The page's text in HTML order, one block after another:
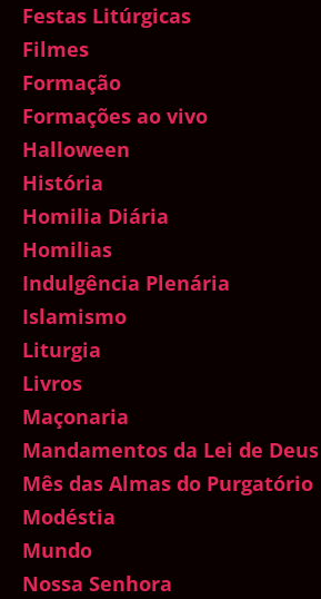
Festas Litúrgicas
Filmes
Formação
Formações ao vivo
Halloween
História
Homilia Diária
Homilias
Indulgência Plenária
Islamismo
Liturgia
Livros
Maçonaria
Mandamentos da Lei de Deus
Mês das Almas do Purgatório
Modéstia
Mundo
Nossa Senhora